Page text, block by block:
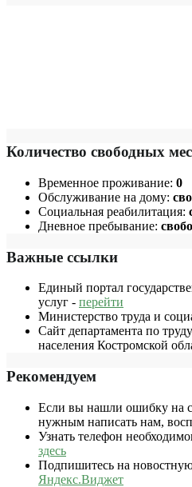
Количество свободных
Временное проживание: 0
Обслуживание на дому:
Социальная реабилитация:
Дневное пребывание:
Важные ссылки
Единый портал
услуг - перейти
Министерство труда и
Сайт департамента по
населения Костромской
Рекомендуем
Если вы нашли ошибку на
нужным написать нам,
Узнать телефон
здесь
Подпишитесь на
Яндекс.Виджет